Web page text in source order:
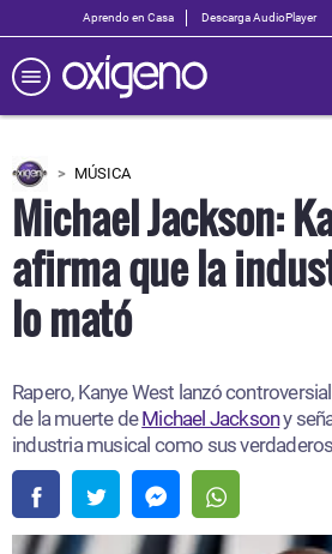
Aprendo en Casa Descarga AudioPlayer
MÚSICA
Michael Jackson:
afirma que la
lo mató
Rapero, Kanye West lanzó
de la muerte deMichael Jacksony
industria musical como sus